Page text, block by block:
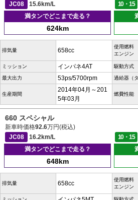
JC08
15.6km/L 10・15
満タンでどこまで走る？
624km
排気量 658cc
使用燃料
エンジン
ミッション インパネ4AT 駆動方式
最大出力 53ps/5700rpm 過給器（
生産期間
2014年04月～201
5年03月
燃費性能
660 スペシャル
新車時価格92.6万円(税込)
JC08
16.2km/L 10・15
満タンでどこまで走る？
648km
排気量 658cc
使用燃料
エンジン